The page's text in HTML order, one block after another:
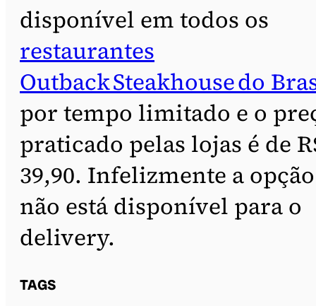
disponível em todos os
restaurantes
Outback Steakhouse do
por tempo limitado e o
praticado pelas lojas é de
39,90. Infelizmente a opção
não está disponível para o
delivery.
TAGS